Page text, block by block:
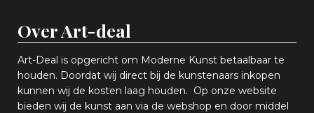
Over Art-deal
Art-Deal is opgericht om Moderne Kunst betaalbaar te
houden. Doordat wij direct bij de kunstenaars inkopen
kunnen wij de kosten laag houden. Op onze website
bieden wij de kunst aan via de webshop en door middel